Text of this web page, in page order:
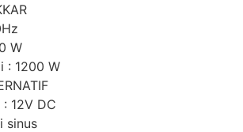
W
: 1200 W
12V DC
sinus